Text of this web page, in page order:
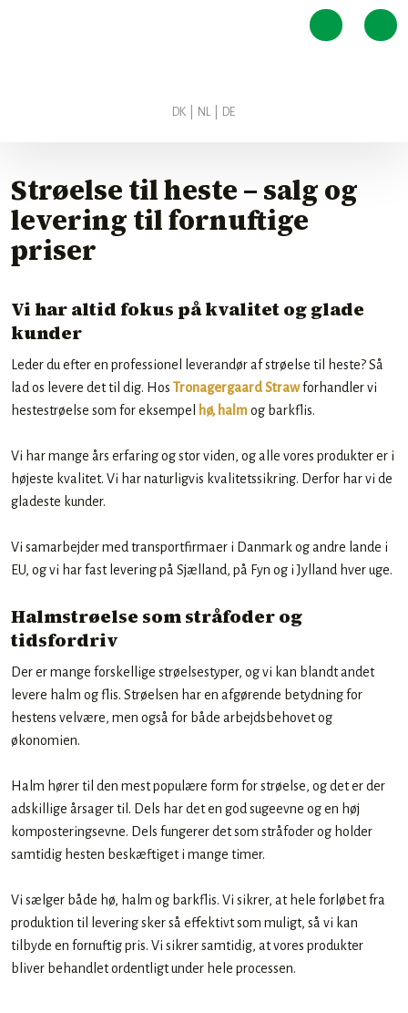
DK NL| DE​
Strøelse til heste – salg og
levering til fornuftige
priser
​Vi har altid fokus på kvalitet og glade
kunder
​Leder du efter en professionel leverandør af strøelse til heste? Så
lad os levere det til dig. HosTronagergaard Strawforhandler vi
hestestrøelse som for eksempel
hø, halmog barkflis.
Vi har mange års erfaring og stor viden, og alle vores produkter er i
højeste kvalitet. Vi har naturligvis kvalitetssikring. Derfor har vi de
gladeste kunder.
Vi samarbejder med transportfirmaer i Danmark og andre lande i
EU, og vi har fast levering på Sjælland, på Fyn og i Jylland hver uge.
Halmstrøelse som stråfoder og
tidsfordriv
​Der er mange forskellige strøelsestyper, og vi kan blandt andet
levere halm og flis. Strøelsen har en afgørende betydning for
hestens velvære, men også for både arbejdsbehovet og
økonomien.
Halm hører til den mest populære form for strøelse, og det er der
adskillige årsager til. Dels har det en god sugeevne og en høj
komposteringsevne. Dels fungerer det som stråfoder og holder
samtidig hesten beskæftiget i mange timer.
Vi sælger både hø, halm og barkflis. Vi sikrer, at hele forløbet fra
produktion til levering sker så effektivt som muligt, så vi kan
tilbyde en fornuftig pris. Vi sikrer samtidig, at vores produkter
bliver behandlet ordentligt under hele processen.